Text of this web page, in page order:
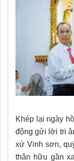
Khép lại ngày
động gửi lời tri
xứ Vinh sơn,
thân hữu gần